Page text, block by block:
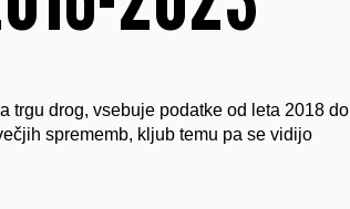
trgu drog, vsebuje podatke od leta 2018 do
sprememb, kljub temu pa se vidijo